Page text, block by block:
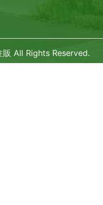
All Rights Reserved.